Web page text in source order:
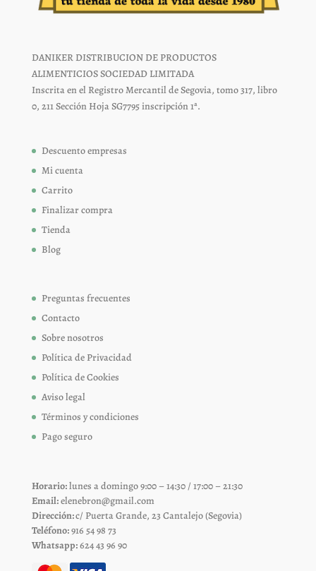
DANIKER DISTRIBUCION DE PRODUCTOS
ALIMENTICIOS SOCIEDAD LIMITADA
Inscrita en el Registro Mercantil de Segovia, tomo 317, libro
0, 211 Sección Hoja SG7795 inscripción 1ª.
Descuento empresas
Mi cuenta
Carrito
Finalizar compra
Tienda
Blog
Preguntas frecuentes
Contacto
Sobre nosotros
Política de Privacidad
Política de Cookies
Aviso legal
Términos y condiciones
Pago seguro
Horario:lunes a domingo 9:00 – 14:30 / 17:00 – 21:30
Email:elenebron@gmail.com
Dirección:c/ Puerta Grande, 23 Cantalejo (Segovia)
Teléfono:916 54 98 73
Whatsapp:624 43 96 90